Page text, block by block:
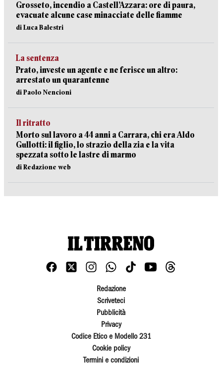
Grosseto, incendio a Castell’Azzara: ore di paura,
evacuate alcune case minacciate delle fiamme
di Luca Balestri
La sentenza
Prato, investe un agente e ne ferisce un altro:
arrestato un quarantenne
di Paolo Nencioni
Il ritratto
Morto sul lavoro a 44 anni a Carrara, chi era Aldo
Gullotti: il figlio, lo strazio della zia e la vita
spezzata sotto le lastre di marmo
di Redazione web
Redazione
Scriveteci
Pubblicità
Privacy
Codice Etico e Modello 231
Cookie policy
Termini e condizioni